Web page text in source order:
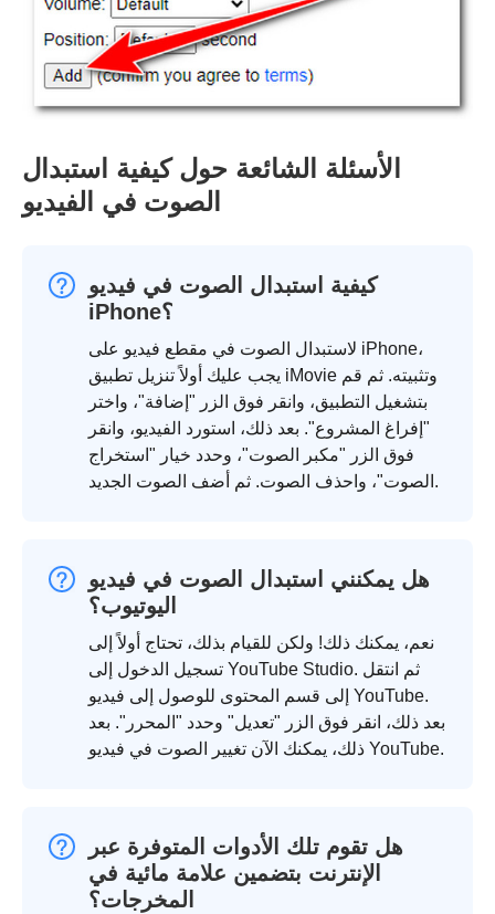
الأسئلة الشائعة حول كيفية استبدال
الصوت في الفيديو
كيفية استبدال الصوت في فيديو
iPhone؟
لاستبدال الصوت في مقطع فيديو على iPhone،
يجب عليك أولاً تنزيل تطبيق iMovie وتثبيته. ثم قم
بتشغيل التطبيق، وانقر فوق الزر "إضافة"، واختر
"إفراغ المشروع". بعد ذلك، استورد الفيديو، وانقر
فوق الزر "مكبر الصوت"، وحدد خيار "استخراج
الصوت"، واحذف الصوت. ثم أضف الصوت الجديد.
هل يمكنني استبدال الصوت في فيديو
اليوتيوب؟
نعم، يمكنك ذلك! ولكن للقيام بذلك، تحتاج أولاً إلى
تسجيل الدخول إلى YouTube Studio. ثم انتقل
إلى قسم المحتوى للوصول إلى فيديو YouTube.
بعد ذلك، انقر فوق الزر "تعديل" وحدد "المحرر". بعد
ذلك، يمكنك الآن تغيير الصوت في فيديو YouTube.
هل تقوم تلك الأدوات المتوفرة عبر
الإنترنت بتضمين علامة مائية في
المخرجات؟